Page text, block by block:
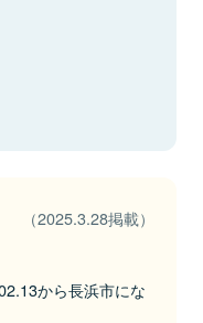
（2025.3.28掲載）
から長浜市にな